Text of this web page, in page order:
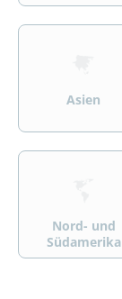
>
Asien
>
Nord- und
Südamerika